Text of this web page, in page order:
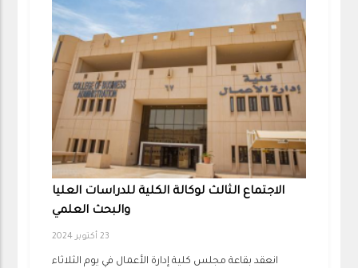
الاجتماع الثالث لوكالة الكلية للدراسات العليا
والبحث العلمي
23 أكتوبر 2024
انعقد بقاعة مجلس كلية إدارة الأعمال في يوم الثلاثاء